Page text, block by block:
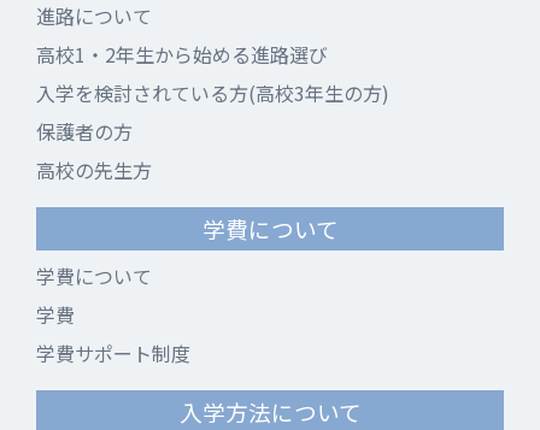
進路について
高校1・2年生から始める進路選び
入学を検討されている方(高校3年生の方)
保護者の方
高校の先生方
学費について
学費について
学費
学費サポート制度
入学方法について